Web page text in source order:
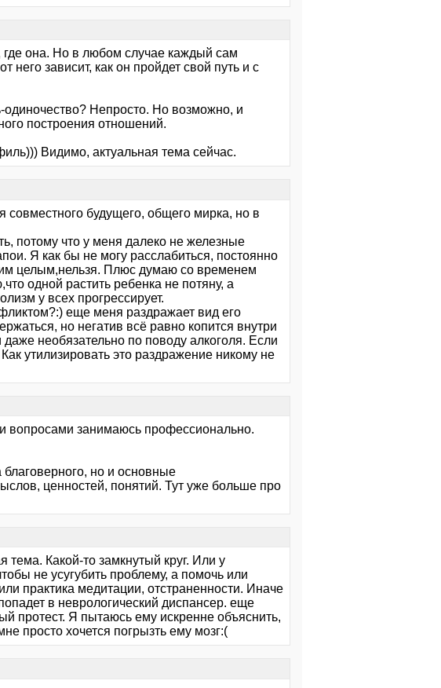
где она. Но в любом случае каждый сам
него зависит, как он пройдет свой путь и с
одиночество? Непросто. Но возможно, и
построения отношений.
Видимо, актуальная тема сейчас.
совместного будущего, общего мирка, но в
потому что у меня далеко не железные
Я как бы не могу расслабиться, постоянно
целым,нельзя. Плюс думаю со временем
одной растить ребенка не потяну, а
у всех прогрессирует.
еще меня раздражает вид его
но негатив всё равно копится внутри
необязательно по поводу алкоголя. Если
утилизировать это раздражение никому не
вопросами занимаюсь профессионально.
благоверного, но и основные
ценностей, понятий. Тут уже больше про
тема. Какой-то замкнутый круг. Или у
не усугубить проблему, а помочь или
практика медитации, отстраненности. Иначе
в неврологический диспансер. еще
протест. Я пытаюсь ему искренне объяснить,
просто хочется погрызть ему мозг:(